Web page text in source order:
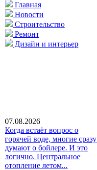
Главная
Новости
Строительство
Ремонт
Дизайн и интерьер
07.08.2026
Когда встаёт вопрос о
горячей воде, многие сразу
думают о бойлере. И это
логично. Центральное
отопление летом...